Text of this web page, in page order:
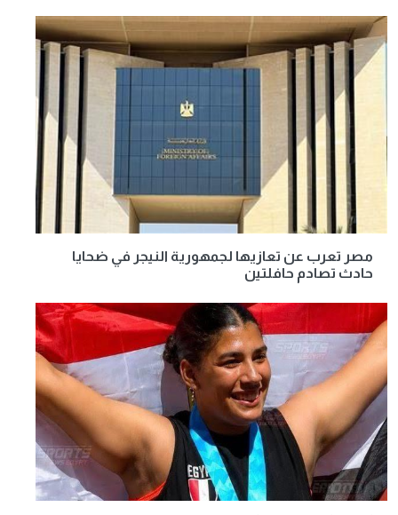
مصر تعرب عن تعازيها لجمهورية النيجر في ضحايا
حادث تصادم حافلتين